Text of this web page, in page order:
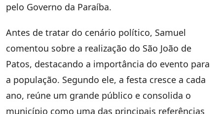
pelo Governo da Paraíba.
Antes de tratar do cenário político, Samuel
comentou sobre a realização do São João de
Patos, destacando a importância do evento para
a população. Segundo ele, a festa cresce a cada
ano, reúne um grande público e consolida o
município como uma das principais referências